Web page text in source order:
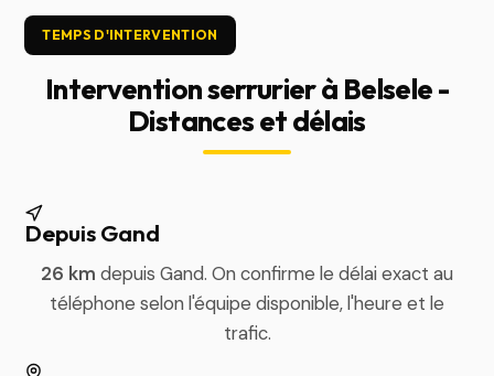
TEMPS D'INTERVENTION
Intervention serrurier à Belsele -
Distances et délais
Depuis Gand
26 km depuis Gand. On confirme le délai exact au
téléphone selon l'équipe disponible, l'heure et le
trafic.